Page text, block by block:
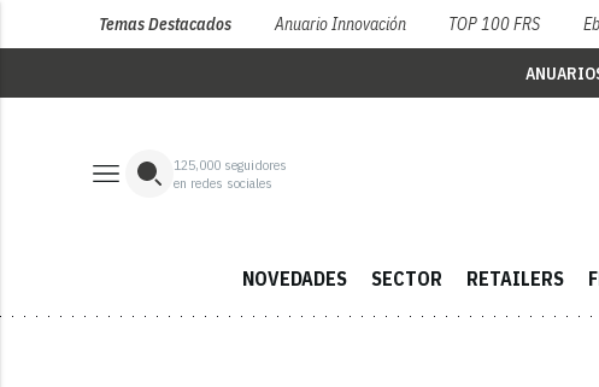
Temas Destacados Anuario Innovación TOP 100 FRS
125,000 seguidores
en redes sociales
NOVEDADES SECTOR RETAILERS